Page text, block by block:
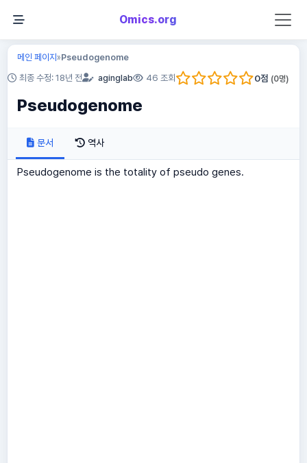
Omics.org
메인 페이지»Pseudogenome
최종 수정: 18년 전 aginglab 46 조회 0점 (0명)
Pseudogenome
문서 역사
Pseudogenome is the totality of pseudo genes.